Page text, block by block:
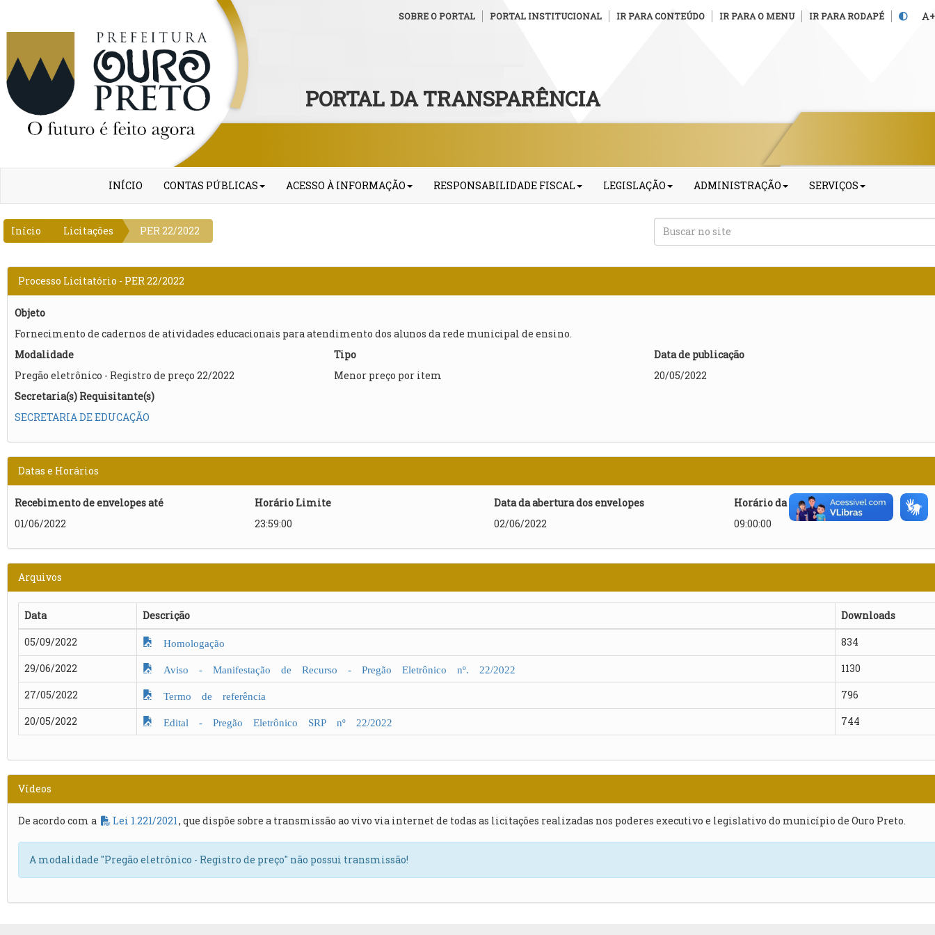
SOBRE O PORTAL PORTAL INSTITUCIONAL IR PARA CONTEÚDO IR PARA O MENU IR PARA RODAPÉ +
PORTAL DA TRANSPARÊNCIA
INÍCIO CONTAS PÚBLICAS ACESSO À INFORMAÇÃO RESPONSABILIDADE FISCAL LEGISLAÇÃO ADMINISTRAÇÃO SERVIÇOS
Início Licitações PER 22/2022
Processo Licitatório - PER 22/2022
Objeto
Fornecimento de cadernos de atividades educacionais para atendimento dos alunos da rede municipal de ensino.
Modalidade
Pregão eletrônico - Registro de preço 22/2022
Tipo
Menor preço por item
Data de publicação
20/05/2022
Secretaria(s) Requisitante(s)
SECRETARIA DE EDUCAÇÃO
Datas e Horários
Recebimento de envelopes até
01/06/2022
Horário Limite
23:59:00
Data da abertura dos envelopes
02/06/2022
Horário da abertura
09:00:00
Arquivos
Data Descrição
Downloads
05/09/2022
Homologação
834
29/06/2022
Aviso - Manifestação de Recurso - Pregão Eletrônico nº. 22/2022
1130
27/05/2022
Termo de referência
796
20/05/2022
Edital - Pregão Eletrônico SRP nº 22/2022 744
Vídeos
De acordo com a Lei 1.221/2021 , que dispõe sobre a transmissão ao vivo via internet de todas as licitações realizadas nos poderes executivo e legislativo do município de Ouro Preto.
A modalidade "Pregão eletrônico - Registro de preço" não possui transmissão!